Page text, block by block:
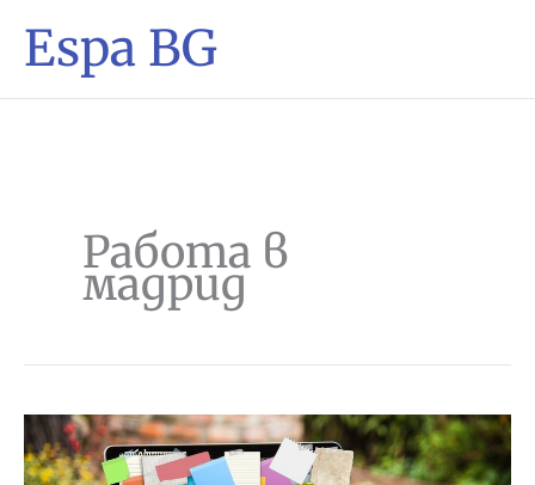
Espa BG
Работа в
мадрид